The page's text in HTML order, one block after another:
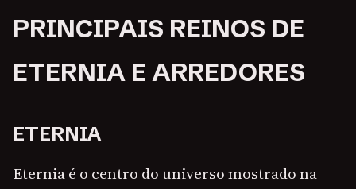
PRINCIPAIS REINOS DE
ETERNIA E ARREDORES
ETERNIA
Eternia é o centro do universo mostrado na